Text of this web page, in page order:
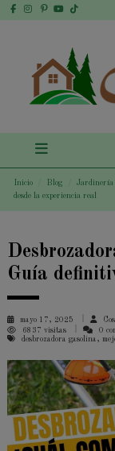
Inicio Blog Jardinería
desde la experiencia real
Guía
mayo 17, 2025
6837 visitas
0
desbrozadora gasolina,